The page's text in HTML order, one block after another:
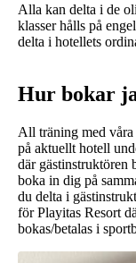
Alla kan delta i de
klasser hålls på
delta i hotellets
Hur bokar
All träning med
på aktuellt hotell
där gästinstruktören
boka in dig på
du delta i
för Playitas Resort
bokas/betalas i